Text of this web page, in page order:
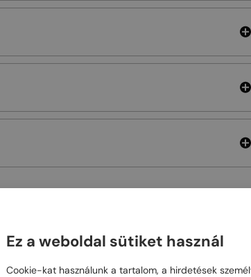
Ez a weboldal sütiket használ
Cookie-kat használunk a tartalom, a hirdetések